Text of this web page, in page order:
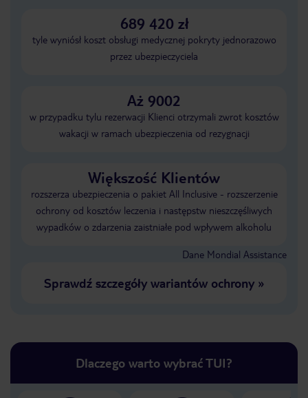
689 420 zł
tyle wyniósł koszt obsługi medycznej pokryty jednorazowo
przez ubezpieczyciela
Aż 9002
w przypadku tylu rezerwacji Klienci otrzymali zwrot kosztów
wakacji w ramach ubezpieczenia od rezygnacji
Większość Klientów
rozszerza ubezpieczenia o pakiet All Inclusive - rozszerzenie
ochrony od kosztów leczenia i następstw nieszczęśliwych
wypadków o zdarzenia zaistniałe pod wpływem alkoholu
Dane Mondial Assistance
Sprawdź szczegóły wariantów ochrony»
Dlaczego warto wybrać TUI?